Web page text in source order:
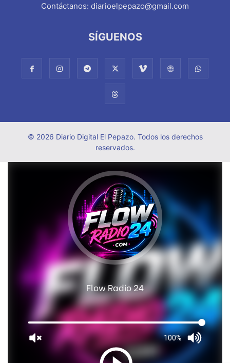
Contáctanos: diarioelpepazo@gmail.com
SÍGUENOS
© 2026 Diario Digital El Pepazo. Todos los derechos
reservados.